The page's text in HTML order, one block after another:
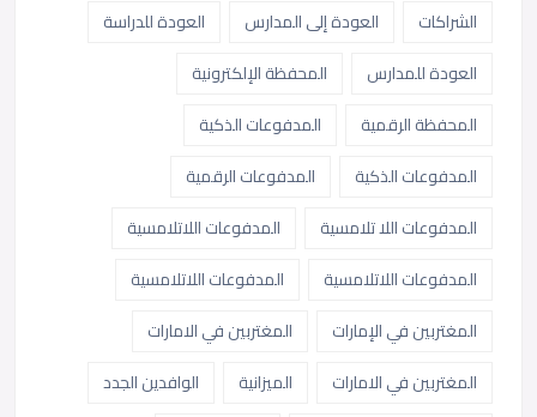
الشراكات
العودة إلى المدارس
العودة للدراسة
العودة للمدارس
المحفظة الإلكترونية
المحفظة الرقمية
المدفوعات الذكية
المدفوعات الذكية
المدفوعات الرقمية
المدفوعات اللا تلامسية
المدفوعات اللاتلامسية
المدفوعات اللاتلامسية
المدفوعات اللاتلامسية
المغتربين في الإمارات
المغتربين في الامارات
المغتربين في الامارات
الميزانية
الوافدين الجدد